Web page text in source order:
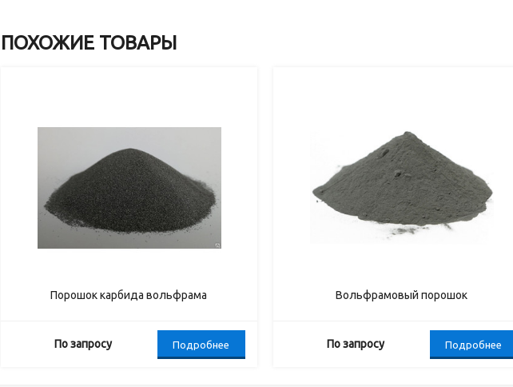
ПОХОЖИЕ ТОВАРЫ
Порошок карбида вольфрама
По запросу Подробнее
Вольфрамовый порошок
По запросу Подробнее